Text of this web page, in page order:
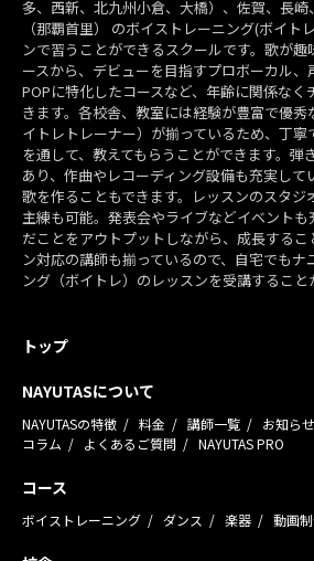
多、西新、北九州小倉、大橋）、佐賀、長
（那覇首里） のボイストレーニング(ボイト
ンで習うことができるスクールです。歌が
ースから、デビューを目指すプロボーカル
POPに特化したコースなど、年齢に関係なく
きます。各校舎、教室には経験が豊富で優
イトレトレーナー）が揃っているため、丁
を通して、教えてもらうことができます。弾
あり、作曲やレコーディング設備も充実して
歌を作ることもできます。レッスンのスタジ
主練も可能。発表会やライブなどイベント
だことをアウトプットしながら、成長する
ン対応の講師も揃っているので、自宅でも
ング（ボイトレ）のレッスンを受講すること
トップ
NAYUTASについて
NAYUTASの特徴 料金 講師一覧 お知らせ
コラム
よくあるご質問 NAYUTAS PRO
コース
ボイストレーニング ダンス 楽器 動画